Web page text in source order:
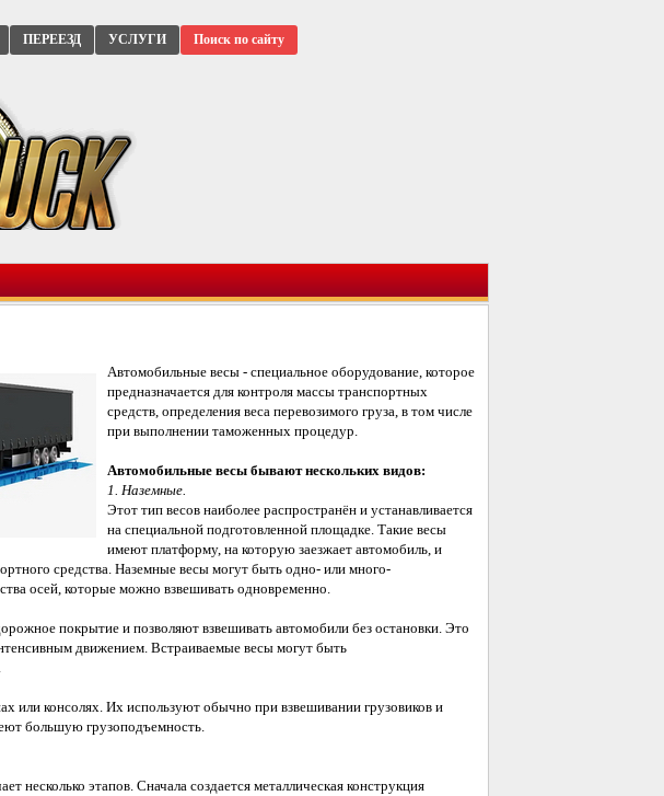
ПЕРЕЕЗД УСЛУГИ Поиск по сайту
Автомобильные весы - специальное оборудование, которое
предназначается для контроля массы транспортных
средств, определения веса перевозимого груза, в том числе
при выполнении таможенных процедур.
Автомобильные весы бывают нескольких видов:
1. Наземные.
Этот тип весов наиболее распространён и устанавливается
на специальной подготовленной площадке. Такие весы
имеют платформу, на которую заезжает автомобиль, и
средства. Наземные весы могут быть одно- или много-
осей, которые можно взвешивать одновременно.
покрытие и позволяют взвешивать автомобили без остановки. Это
движением. Встраиваемые весы могут быть
или консолях. Их используют обычно при взвешивании грузовиков и
большую грузоподъемность.
несколько этапов. Сначала создается металлическая конструкция